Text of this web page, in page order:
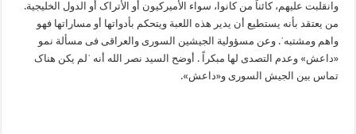
وانقلبت علیهم، کائناً من کانوا، سواء الأمیرکیون أو الأتراک أو الدول الخلیجیة.
من یعتقد بأنه یستطیع أن یدیر هذه اللعبة ویتحکم بأدواتها أو مساراتها فهو
واهم ومشتبهˈ. وعن مسؤولیة الجیشین السوری والعراقی فی مسألة نمو
«داعش» وعدم التصدی لها مبکراً . أوضح السید نصر الله أنه ˈلم یکن هناک
تماس بین الجیش السوری و«داعش».